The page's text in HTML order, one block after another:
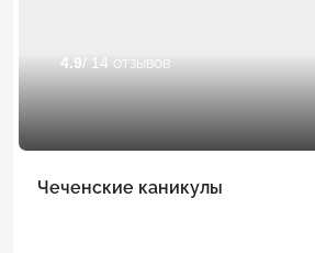
4.9 / 14 отзывов
Чеченские каникулы